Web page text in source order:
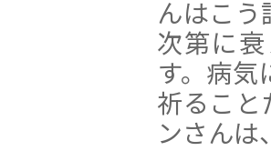
んはこう
次第に
す。病
祈ること
ンさんは